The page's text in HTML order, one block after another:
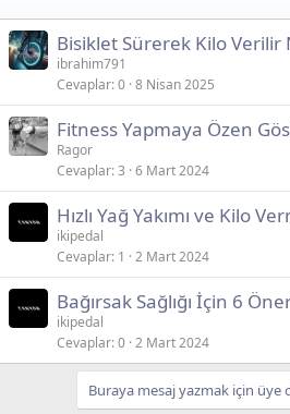
Bisiklet Sürerek Kilo Verilir
ibrahim791
Cevaplar 0 8 Nisan 2025
Fitness Yapmaya Özen
Ragor
Cevaplar 3 6 Mart 2024
Hızlı Yağ Yakımı ve Kilo
ikipedal
Cevaplar 1 2 Mart 2024
Bağırsak Sağlığı İçin 6
ikipedal
Cevaplar 0 2 Mart 2024
Buraya mesaj yazmak için üye